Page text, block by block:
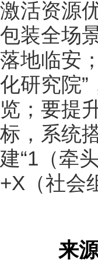
激活资源
包装全场
落地临安
化研究院”
览；要提
标，系统
建“1（牵
+X（社会
来